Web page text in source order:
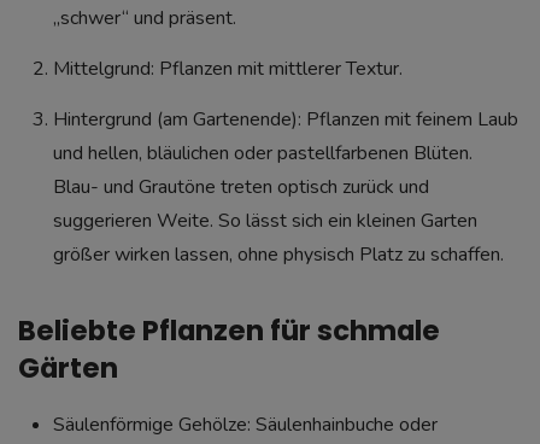
„schwer“ und präsent.
Mittelgrund: Pflanzen mit mittlerer Textur.
Hintergrund (am Gartenende): Pflanzen mit feinem Laub
und hellen, bläulichen oder pastellfarbenen Blüten.
Blau- und Grautöne treten optisch zurück und
suggerieren Weite. So lässt sich ein kleinen Garten
größer wirken lassen, ohne physisch Platz zu schaffen.
Beliebte Pflanzen für schmale
Gärten
Säulenförmige Gehölze: Säulenhainbuche oder